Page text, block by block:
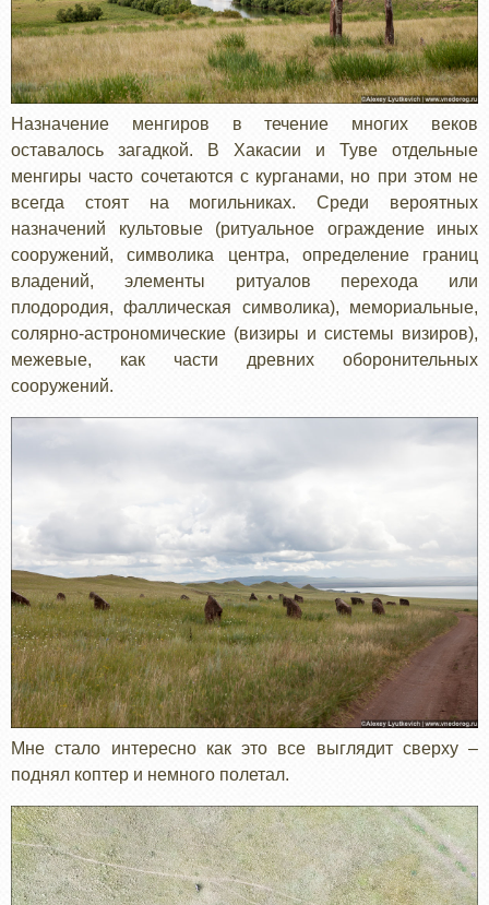
Назначение менгиров в течение многих веков
оставалось загадкой. В Хакасии и Туве отдельные
менгиры часто сочетаются с курганами, но при этом не
всегда стоят на могильниках. Среди вероятных
назначений культовые (ритуальное ограждение иных
сооружений, символика центра, определение границ
владений, элементы ритуалов перехода или
плодородия, фаллическая символика), мемориальные,
солярно-астрономические (визиры и системы визиров),
межевые, как части древних оборонительных
сооружений.
Мне стало интересно как это все выглядит сверху –
поднял коптер и немного полетал.